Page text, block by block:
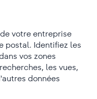
votre entreprise
postal. Identifiez les
vos zones
les vues,
données